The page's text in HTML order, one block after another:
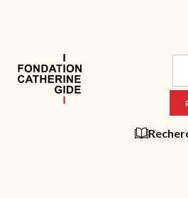
principal